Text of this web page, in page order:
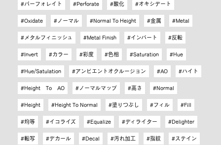
パーフォレイト Perforate 酸化 オキシデート
Oxidate ノーマル Normal To Height 金属 Metal
メタルフィニッシュ Metal Finish インバート 反転
Invert カラー 彩度 色相 Saturation Hue
Hue/Satulation アンビエントオクルージョン AO ハイト
Height To AO ノーマルマップ 高さ Normal
Height Height To Normal 塗りつぶし フィル Fill
均等 イコライズ Equalize ディライター Delighter
転写 デカール Decal 汚れ加工 指紋 ステイン